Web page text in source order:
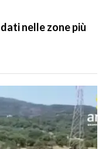
nelle zone più